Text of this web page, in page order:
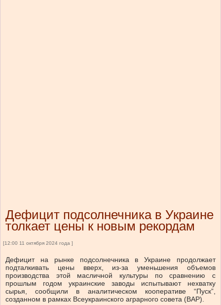
Дефицит подсолнечника в Украине
толкает цены к новым рекордам
[12:00 11 октября 2024 года ]
Дефицит на рынке подсолнечника в Украине продолжает
подталкивать цены вверх, из-за уменьшения объемов
производства этой масличной культуры по сравнению с
прошлым годом украинские заводы испытывают нехватку
сырья, сообщили в аналитическом кооперативе “Пуск”,
созданном в рамках Всеукраинского аграрного совета (ВАР).